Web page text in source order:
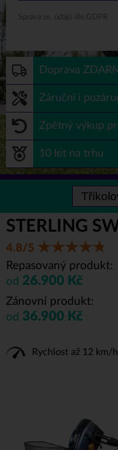
Správa os. údajů dle GDPR
Doprava
Záruční i
Zpětný výkup
10 let na trhu
STERLING
4.8/5
Repasovaný produkt:
od 26.900 Kč
Zánovní produkt:
od 36.900 Kč
Rychlost až 12 km/h